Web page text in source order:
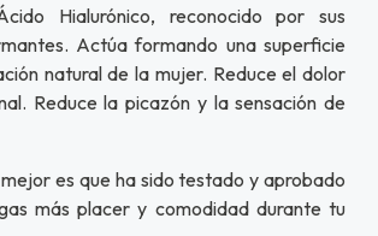
Hialurónico, reconocido por sus
Actúa formando una superficie
natural de la mujer. Reduce el dolor
Reduce la picazón y la sensación de
es que ha sido testado y aprobado
más placer y comodidad durante tu